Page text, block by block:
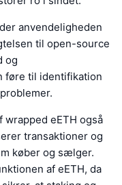
anvendeligheden
til open-source
og
føre til identifikation
eETH også
transaktioner og
køber og sælger.
af eETH, da